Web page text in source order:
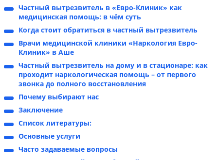
Частный вытрезвитель в «Евро-Клиник» как
медицинская помощь: в чём суть
Когда стоит обратиться в частный вытрезвитель
Врачи медицинской клиники «Наркология Евро-
Клиник» в Аше
Частный вытрезвитель на дому и в стационаре: как
проходит наркологическая помощь – от первого
звонка до полного восстановления
Почему выбирают нас
Заключение
Список литературы:
Основные услуги
Часто задаваемые вопросы